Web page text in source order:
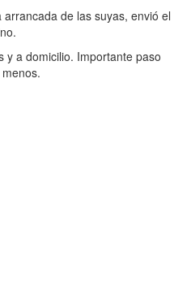
de las suyas, envió el
y a domicilio. Importante paso